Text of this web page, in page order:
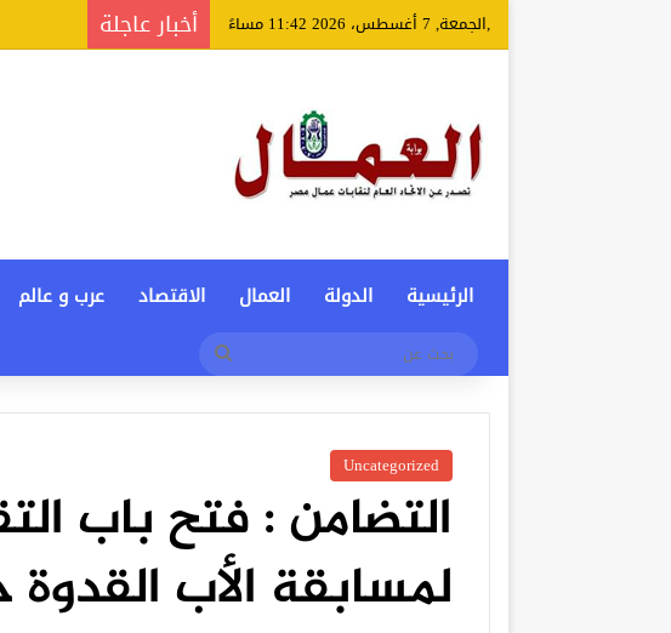
,الجمعة, 7 أغسطس، 2026 11:42 مساءً أخبار عاجلة
الرئيسية الدولة العمال الاقتصاد عرب و عالم
Uncategorized
التضامن : فتح باب
لمسابقة الأب القدوة حتى